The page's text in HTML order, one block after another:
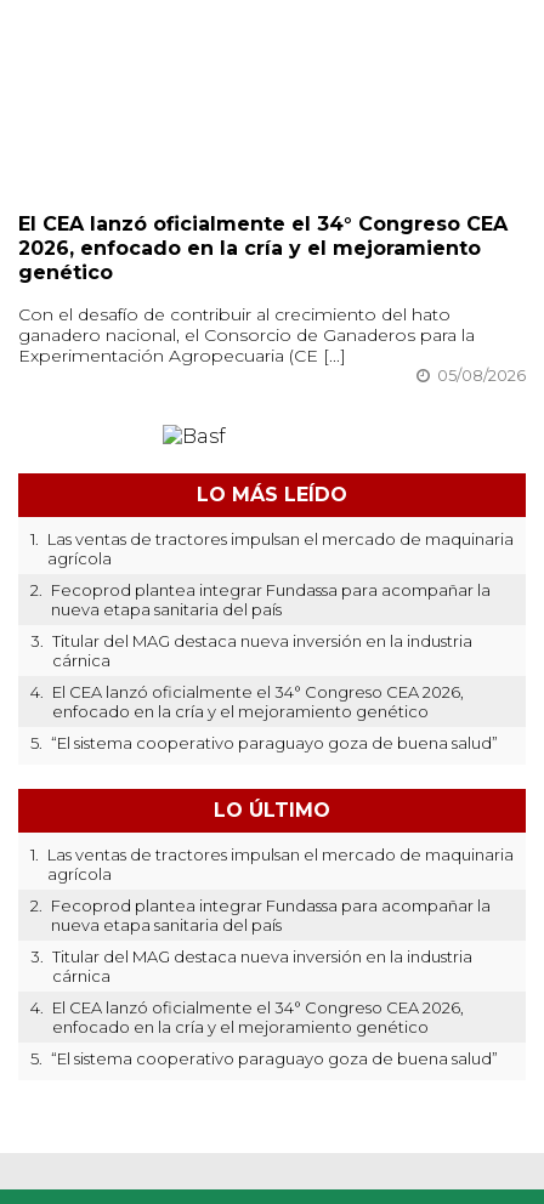
El CEA lanzó oficialmente el 34° Congreso CEA
2026, enfocado en la cría y el mejoramiento
genético
Con el desafío de contribuir al crecimiento del hato
ganadero nacional, el Consorcio de Ganaderos para la
Experimentación Agropecuaria (CE [...]
05/08/2026
LO MÁS LEÍDO
1.
Las ventas de tractores impulsan el mercado de maquinaria
agrícola
2.
Fecoprod plantea integrar Fundassa para acompañar la
nueva etapa sanitaria del país
3.
Titular del MAG destaca nueva inversión en la industria
cárnica
4.
El CEA lanzó oficialmente el 34° Congreso CEA 2026,
enfocado en la cría y el mejoramiento genético
5.
“El sistema cooperativo paraguayo goza de buena salud”
LO ÚLTIMO
1.
Las ventas de tractores impulsan el mercado de maquinaria
agrícola
2.
Fecoprod plantea integrar Fundassa para acompañar la
nueva etapa sanitaria del país
3.
Titular del MAG destaca nueva inversión en la industria
cárnica
4.
El CEA lanzó oficialmente el 34° Congreso CEA 2026,
enfocado en la cría y el mejoramiento genético
5.
“El sistema cooperativo paraguayo goza de buena salud”